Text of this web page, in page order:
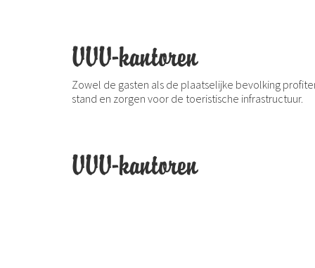
VVV-kantoren
Zowel de gasten als de plaatselijke bevolking
stand en zorgen voor de toeristische infrastructuur.
VVV-kantoren